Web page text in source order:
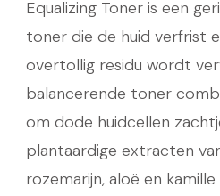
Equalizing Toner is een
toner die de huid verfrist
overtollig residu wordt
balancerende toner
om dode huidcellen
plantaardige extracten
rozemarijn, aloë en